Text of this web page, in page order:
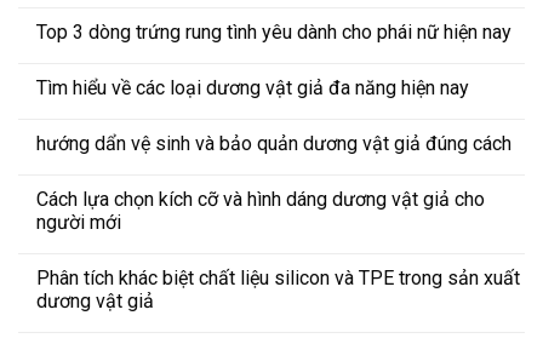
Top 3 dòng trứng rung tình yêu dành cho phái nữ hiện nay
Tìm hiểu về các loại dương vật giả đa năng hiện nay
hướng dẩn vệ sinh và bảo quản dương vật giả đúng cách
Cách lựa chọn kích cỡ và hình dáng dương vật giả cho
người mới
Phân tích khác biệt chất liệu silicon và TPE trong sản xuất
dương vật giả